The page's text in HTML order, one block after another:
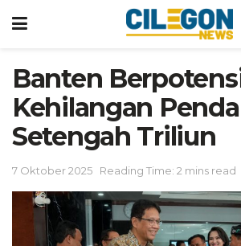
Banten
Kehilangan
Setengah Triliun
7 Oktober 2025 Reading Time: 2 mins read